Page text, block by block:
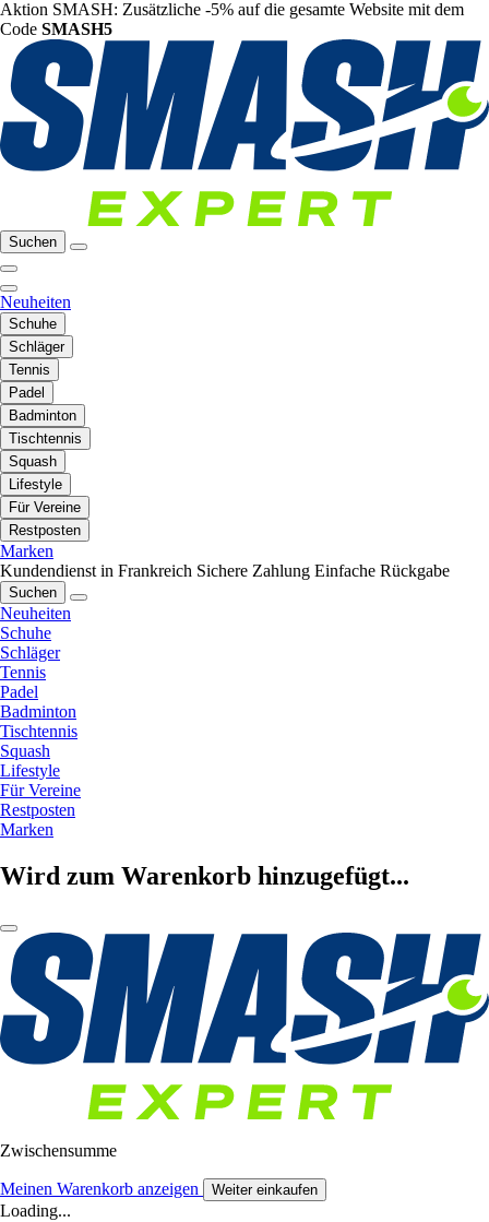
Aktion SMASH: Zusätzliche -5% auf die gesamte Website mit dem
Code SMASH5
Suchen
Neuheiten
Schuhe
Schläger
Tennis
Padel
Badminton
Tischtennis
Squash
Lifestyle
Für Vereine
Restposten
Marken
Kundendienst in Frankreich Sichere Zahlung Einfache Rückgabe
Suchen
Neuheiten
Schuhe
Schläger
Tennis
Padel
Badminton
Tischtennis
Squash
Lifestyle
Für Vereine
Restposten
Marken
Wird zum Warenkorb hinzugefügt...
Zwischensumme
Meinen Warenkorb anzeigen Weiter einkaufen
Loading...